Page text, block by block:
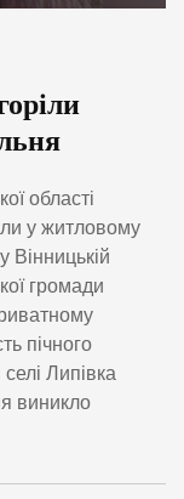
області
у житловому
громади
пічного
Липівка
виникло